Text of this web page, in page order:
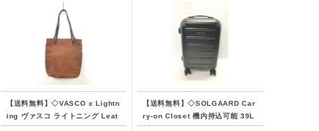
【送料無料】◇VASCO x Lightn
ing ヴァスコ ライトニング Leat
her Lover Tote ニベレザー トー
【送料無料】◇SOLGAARD Car
ry-on Closet 機内持込可能 39L
ブラック キャリーケース